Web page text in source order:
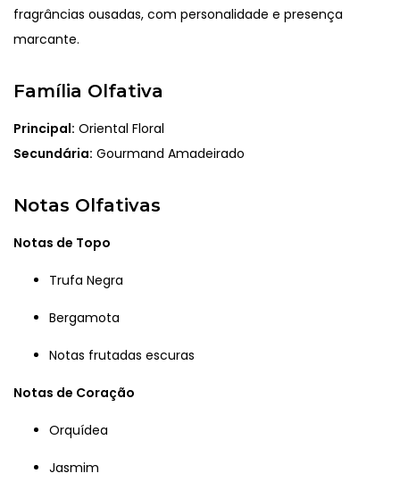
fragrâncias ousadas, com personalidade e presença
marcante.
Família Olfativa
Principal: Oriental Floral
Secundária: Gourmand Amadeirado
Notas Olfativas
Notas de Topo
Trufa Negra
Bergamota
Notas frutadas escuras
Notas de Coração
Orquídea
Jasmim